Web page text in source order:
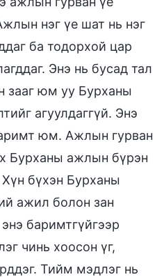
нэг үе шат нь нэг
ба тодорхой цар
Энэ нь бусад тал
зааг юм уу Бурханы
агуулдаггүй. Энэ
юм. Ажлын гурван
Бурханы ажлын бүрэн
бүхэн Бурханы
ажил болон зан
баримтгүйгээр
чинь хоосон үг,
Тийм мэдлэг нь